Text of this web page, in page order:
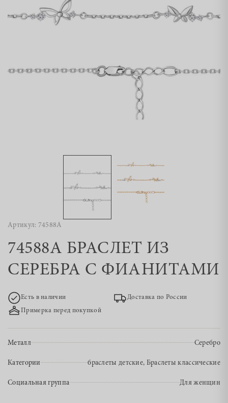
Артикул: 74588А
74588А БРАСЛЕТ ИЗ
СЕРЕБРА С ФИАНИТАМИ
Есть в наличии
Доставка по России
Примерка перед покупкой
Металл Серебро
Категории браслеты детские, Браслеты классические
Социальная группа Для женщин